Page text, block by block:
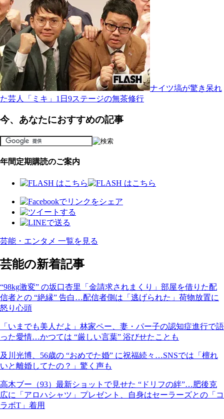
ナイツ塙が驚き呆れ
た芸人「ミキ」1日9ステージの無茶修行
今、あなたにおすすめの記事
年間定期購読のご案内
芸能・エンタメ 一覧を見る
芸能の新着記事
“98kg激変” の坂口杏里「金請求されまくり」部屋を借りた配
信者との “絶縁” 告白…配信者側は「逃げられた」荷物放置に
怒り心頭
「いまでも美人だよ」林家ペー、妻・パー子の認知症進行で語
った愛情…かつては “厳しい言葉” 浴びせたことも
及川光博、56歳の “おめでた婚” に祝福続々…SNSでは「檀れ
いと離婚してたの？」驚く声も
高木ブー（93）最新ショットで見せた “ドリフの絆”…肥後克
広に「アロハシャツ」プレゼント、自身はセーラーズとの「コ
ラボT」着用